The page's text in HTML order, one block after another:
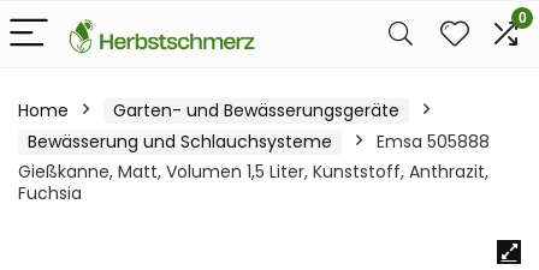
0
Home
Garten- und Bewässerungsgeräte
Bewässerung und Schlauchsysteme
Emsa 505888
Gießkanne, Matt, Volumen 1,5 Liter, Kunststoff, Anthrazit,
Fuchsia